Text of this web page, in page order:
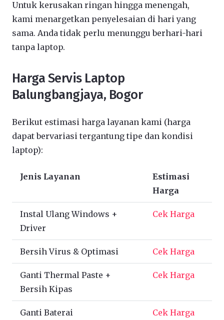
Untuk kerusakan ringan hingga menengah,
kami menargetkan penyelesaian di hari yang
sama. Anda tidak perlu menunggu berhari-hari
tanpa laptop.
Harga Servis Laptop
Balungbangjaya, Bogor
Berikut estimasi harga layanan kami (harga
dapat bervariasi tergantung tipe dan kondisi
laptop):
Jenis Layanan
Estimasi
Harga
Instal Ulang Windows +
Driver
Cek Harga
Bersih Virus & Optimasi Cek Harga
Ganti Thermal Paste +
Bersih Kipas
Cek Harga
Ganti Baterai Cek Harga